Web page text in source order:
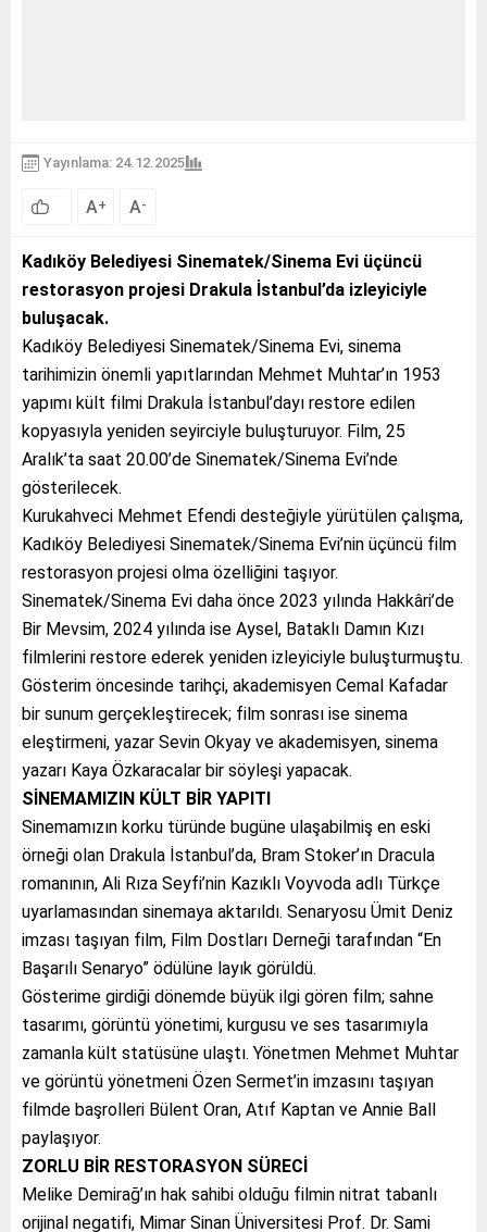
Yayınlama: 24.12.2025
A+ A-
Kadıköy Belediyesi Sinematek/Sinema Evi üçüncü
restorasyon projesi Drakula İstanbul’da izleyiciyle
buluşacak.
Kadıköy Belediyesi Sinematek/Sinema Evi, sinema
tarihimizin önemli yapıtlarından Mehmet Muhtar’ın 1953
yapımı kült filmi Drakula İstanbul’dayı restore edilen
kopyasıyla yeniden seyirciyle buluşturuyor. Film, 25
Aralık’ta saat 20.00’de Sinematek/Sinema Evi’nde
gösterilecek.
Kurukahveci Mehmet Efendi desteğiyle yürütülen çalışma,
Kadıköy Belediyesi Sinematek/Sinema Evi’nin üçüncü film
restorasyon projesi olma özelliğini taşıyor.
Sinematek/Sinema Evi daha önce 2023 yılında Hakkâri’de
Bir Mevsim, 2024 yılında ise Aysel, Bataklı Damın Kızı
filmlerini restore ederek yeniden izleyiciyle buluşturmuştu.
Gösterim öncesinde tarihçi, akademisyen Cemal Kafadar
bir sunum gerçekleştirecek; film sonrası ise sinema
eleştirmeni, yazar Sevin Okyay ve akademisyen, sinema
yazarı Kaya Özkaracalar bir söyleşi yapacak.
SİNEMAMIZIN KÜLT BİR YAPITI
Sinemamızın korku türünde bugüne ulaşabilmiş en eski
örneği olan Drakula İstanbul’da, Bram Stoker’ın Dracula
romanının, Ali Rıza Seyfi’nin Kazıklı Voyvoda adlı Türkçe
uyarlamasından sinemaya aktarıldı. Senaryosu Ümit Deniz
imzası taşıyan film, Film Dostları Derneği tarafından “En
Başarılı Senaryo” ödülüne layık görüldü.
Gösterime girdiği dönemde büyük ilgi gören film; sahne
tasarımı, görüntü yönetimi, kurgusu ve ses tasarımıyla
zamanla kült statüsüne ulaştı. Yönetmen Mehmet Muhtar
ve görüntü yönetmeni Özen Sermet’in imzasını taşıyan
filmde başrolleri Bülent Oran, Atıf Kaptan ve Annie Ball
paylaşıyor.
ZORLU BİR RESTORASYON SÜRECİ
Melike Demirağ’ın hak sahibi olduğu filmin nitrat tabanlı
orijinal negatifi, Mimar Sinan Üniversitesi Prof. Dr. Sami